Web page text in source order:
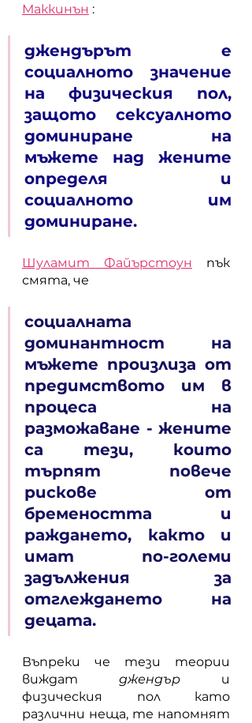
Маккинън :
джендърът е
социалното значение
на физическия пол,
защото сексуалното
доминиране на
мъжете над жените
определя и
социалното им
доминиране.
Шуламит Файърстоун пък
смята, че
социалната
доминантност на
мъжете произлиза от
предимството им в
процеса на
разможаване - жените
са тези, които
търпят повече
рискове от
бремеността и
раждането, както и
имат по-големи
задължения за
отглеждането на
децата.
Въпреки че тези теории
виждат джендър и
физическия пол като
различни неща, те напомнят